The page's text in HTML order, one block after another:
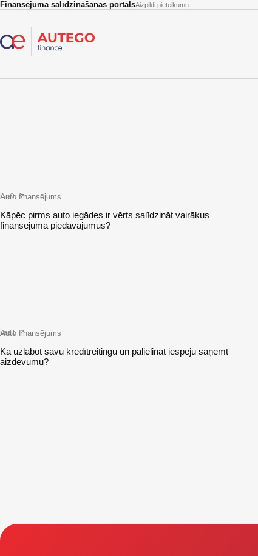
Skip to main content
Finansējuma salīdzināšanas portālsAizpildi pieteikumu
Auto finansējums
Kāpēc pirms auto iegādes ir vērts salīdzināt vairākus
finansējuma piedāvājumus?
Lasīt
Auto finansējums
Kā uzlabot savu kredītreitingu un palielināt iespēju saņemt
aizdevumu?
Lasīt